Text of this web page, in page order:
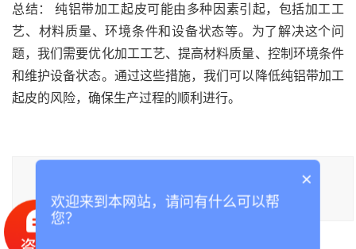
总结： 纯铝带加工起皮可能由多种因素引起，包括加工工
艺、材料质量、环境条件和设备状态等。为了解决这个问
题，我们需要优化加工工艺、提高材料质量、控制环境条件
和维护设备状态。通过这些措施，我们可以降低纯铝带加工
起皮的风险，确保生产过程的顺利进行。
本文标题《纯铝带加工起皮怎么办？》,**于泰诚铝业官网。转载请注明出处：
https://www.tclvban.com//lvdainews/251.html，需要纯铝带,铝带可联系我们！
部分内容参考：百度百科 知网 万方数据
本文TGA标签：
×
欢迎来到本网站，请问有什么可以帮
您？